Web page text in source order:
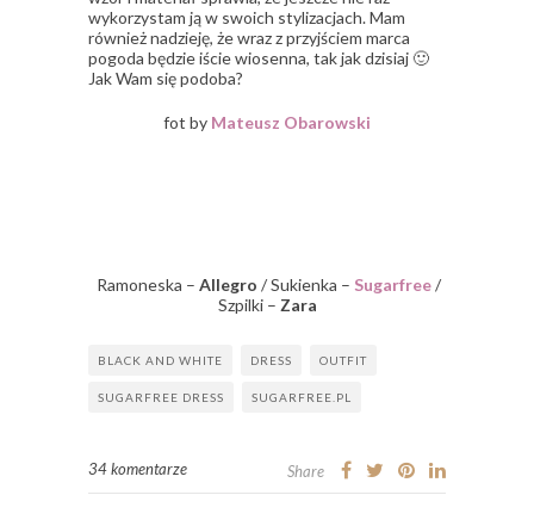
wykorzystam ją w swoich stylizacjach. Mam
również nadzieję, że wraz z przyjściem marca
pogoda będzie iście wiosenna, tak jak dzisiaj 🙂
Jak Wam się podoba?
fot by Mateusz Obarowski
Ramoneska – Allegro / Sukienka – Sugarfree/
Szpilki – Zara
BLACK AND WHITE DRESS OUTFIT
SUGARFREE DRESS SUGARFREE.PL
34 komentarze Share